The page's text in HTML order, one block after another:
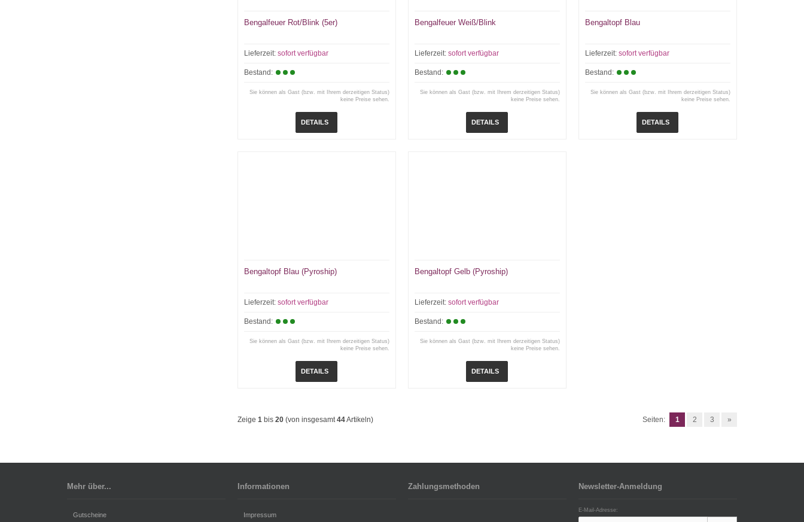
Bengalfeuer Rot/Blink (5er)
Lieferzeit: sofort verfügbar
Bestand:
Sie können als Gast (bzw. mit Ihrem derzeitigen Status)
keine Preise sehen.
DETAILS
Bengalfeuer Weiß/Blink
Lieferzeit: sofort verfügbar
Bestand:
Sie können als Gast (bzw. mit Ihrem derzeitigen Status)
keine Preise sehen.
DETAILS
Bengaltopf Blau
Lieferzeit: sofort verfügbar
Bestand:
Sie können als Gast (bzw. mit Ihrem derzeitigen Status)
keine Preise sehen.
DETAILS
Bengaltopf Blau (Pyroship)
Lieferzeit: sofort verfügbar
Bestand:
Sie können als Gast (bzw. mit Ihrem derzeitigen Status)
keine Preise sehen.
DETAILS
Bengaltopf Gelb (Pyroship)
Lieferzeit: sofort verfügbar
Bestand:
Sie können als Gast (bzw. mit Ihrem derzeitigen Status)
keine Preise sehen.
DETAILS
Zeige 1 bis 20 (von insgesamt44Artikeln) Seiten: 1 2 3 »
Mehr über...
Gutscheine
Informationen
Impressum
Zahlungsmethoden Newsletter-Anmeldung
E-Mail-Adresse: